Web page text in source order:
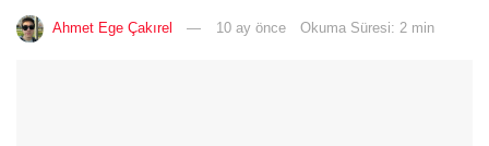
Ahmet Ege Çakırel 10 ay önce Okuma Süresi: 2 min